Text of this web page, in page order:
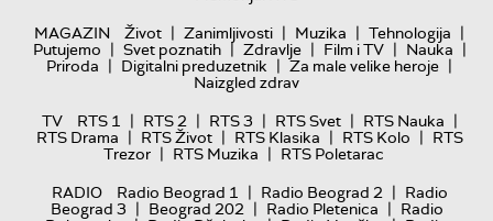
MAGAZIN
Život | Zanimljivosti | Muzika | Tehnologija |
Putujemo | Svet poznatih | Zdravlje | Film i TV | Nauka |
Priroda | Digitalni preduzetnik | Za male velike heroje |
Naizgled zdrav
TV
RTS 1 | RTS 2 | RTS 3 | RTS Svet | RTS Nauka |
RTS Drama | RTS Život | RTS Klasika | RTS Kolo | RTS
Trezor | RTS Muzika | RTS Poletarac
RADIO
Radio Beograd 1 | Radio Beograd 2 | Radio
Beograd 3 | Beograd 202 | Radio Pletenica | Radio